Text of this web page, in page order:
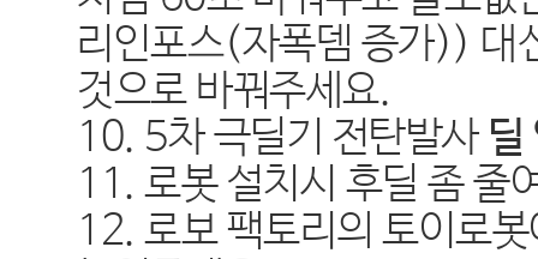
리인포스(자폭뎀 증가)) 대
것으로 바꿔주세요.
10. 5차 극딜기 전탄발사 딜
11. 로봇 설치시 후딜 좀 줄
12. 로보 팩토리의 토이로